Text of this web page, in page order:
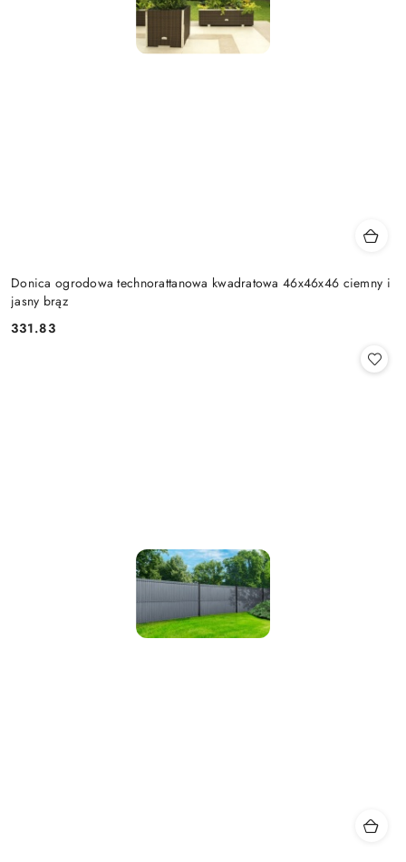
Donica ogrodowa technorattanowa kwadratowa 46x46x46 ciemny i
jasny brąz
Cena:
331.83